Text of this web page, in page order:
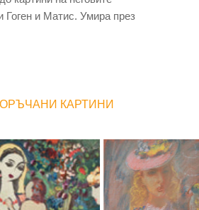
Гоген и Матис. Умира през
КАРТИНИ